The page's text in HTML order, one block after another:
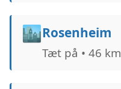
🏙️Rosenheim
Tæt på • 46 km